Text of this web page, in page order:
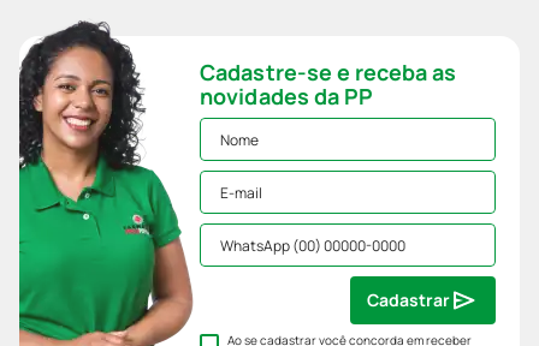
Cadastre-se e receba as
novidades da PP
Ao se cadastrar você concorda em receber
Cadastrar